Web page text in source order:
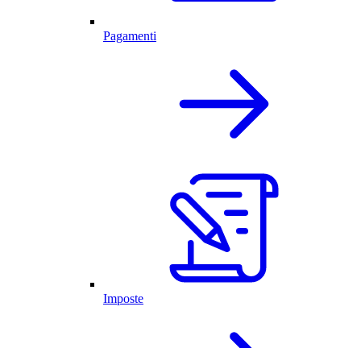
Pagamenti
Imposte